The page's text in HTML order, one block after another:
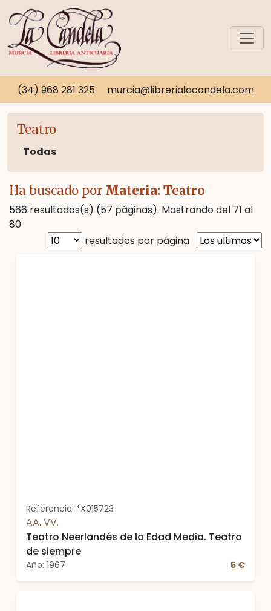
(34) 968 281 325 murcia@librerialacandela.com
Teatro
Todas
Ha buscado por Materia: Teatro
566 resultados(s) (57 páginas). Mostrando del 71 al
80
resultados por página
Referencia: *X015723
AA. VV.
Teatro Neerlandés de la Edad Media. Teatro
de siempre
Año: 1967 5 €